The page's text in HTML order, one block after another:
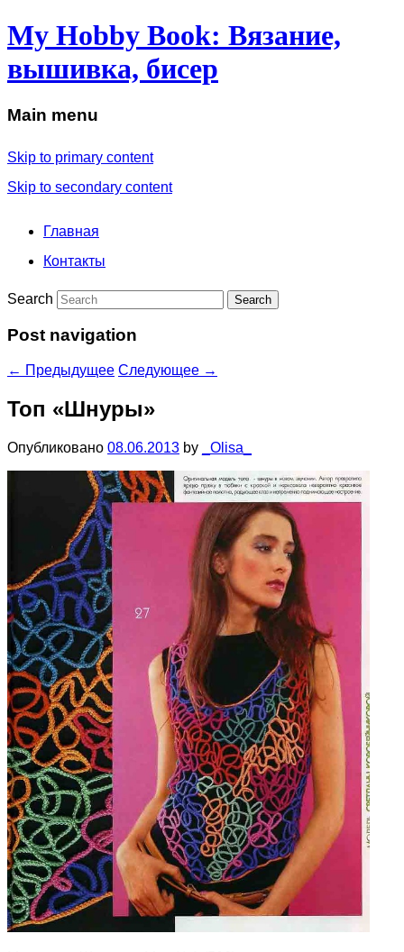
My Hobby Book: Вязание,
вышивка, бисер
Main menu
Skip to primary content
Skip to secondary content
Главная
Контакты
Search
Post navigation
← Предыдущее Следующее →
Топ «Шнуры»
Опубликовано 08.06.2013 by _Olisa_